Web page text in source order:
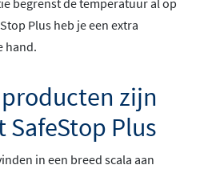
begrenst de temperatuur al op
Plus heb je een extra
hand.
zijn
Plus
in een breed scala aan